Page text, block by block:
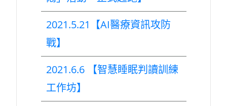
2021.5.21【AI醫療資訊攻防
戰】
2021.6.6 【智慧睡眠判讀訓練
工作坊】